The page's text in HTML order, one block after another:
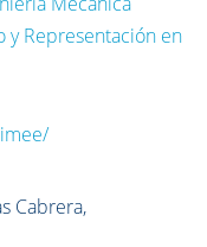
y Representación en
Cabrera,